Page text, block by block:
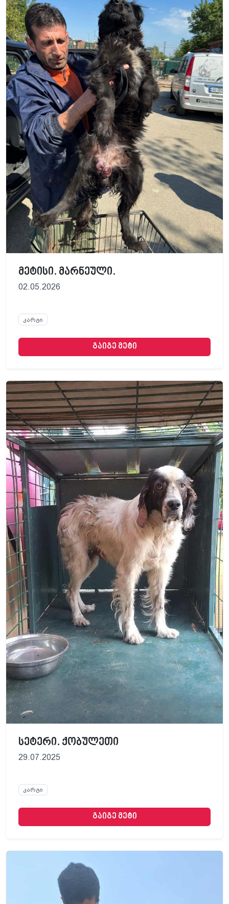
მეტისი. მარნეული.
02.05.2026
კარგი
გაიგე მეტი
სეტერი. ქობულეთი
29.07.2025
კარგი
გაიგე მეტი